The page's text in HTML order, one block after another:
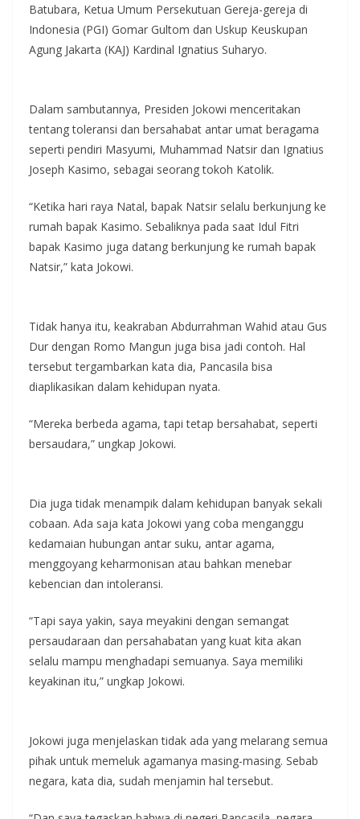
Batubara, Ketua Umum Persekutuan Gereja-gereja di
Indonesia (PGI) Gomar Gultom dan Uskup Keuskupan
Agung Jakarta (KAJ) Kardinal Ignatius Suharyo.
Dalam sambutannya, Presiden Jokowi menceritakan
tentang toleransi dan bersahabat antar umat beragama
seperti pendiri Masyumi, Muhammad Natsir dan Ignatius
Joseph Kasimo, sebagai seorang tokoh Katolik.
“Ketika hari raya Natal, bapak Natsir selalu berkunjung ke
rumah bapak Kasimo. Sebaliknya pada saat Idul Fitri
bapak Kasimo juga datang berkunjung ke rumah bapak
Natsir,” kata Jokowi.
Tidak hanya itu, keakraban Abdurrahman Wahid atau Gus
Dur dengan Romo Mangun juga bisa jadi contoh. Hal
tersebut tergambarkan kata dia, Pancasila bisa
diaplikasikan dalam kehidupan nyata.
“Mereka berbeda agama, tapi tetap bersahabat, seperti
bersaudara,” ungkap Jokowi.
Dia juga tidak menampik dalam kehidupan banyak sekali
cobaan. Ada saja kata Jokowi yang coba menganggu
kedamaian hubungan antar suku, antar agama,
menggoyang keharmonisan atau bahkan menebar
kebencian dan intoleransi.
“Tapi saya yakin, saya meyakini dengan semangat
persaudaraan dan persahabatan yang kuat kita akan
selalu mampu menghadapi semuanya. Saya memiliki
keyakinan itu,” ungkap Jokowi.
Jokowi juga menjelaskan tidak ada yang melarang semua
pihak untuk memeluk agamanya masing-masing. Sebab
negara, kata dia, sudah menjamin hal tersebut.